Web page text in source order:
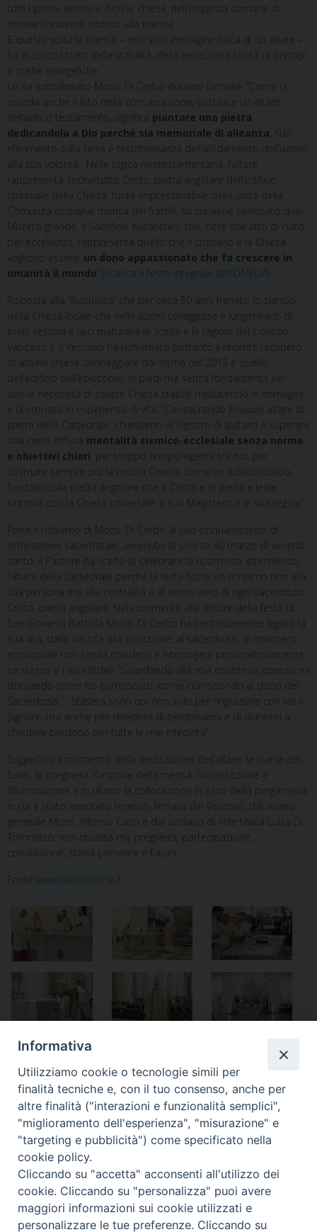
tutti i giorni,
le chiese, nell’esigenza comune di
ritrovarsi insieme intorno alla mensa.
E questa volta la mensa – non solo immagine fisica di un altare –
ha assunto i tratti della stabilità, della necessaria fissità di principi
e scelte evangeliche.
Lo ha sottolineato Mons. Di Cerbo durante l’omelia: “Come ci
ricorda anche il Rito della consacrazione, costruire un altare,
nell’antico testamento, significa piantare una pietra
dedicandola a Dio perché sia memoriale di alleanza , suo
riferimento sulla terra e testimonianza dell’affidamento dell’uomo
alla sua volontà. Nelle logica neotestamentaria, l’altare
rappresenta soprattutto Cristo, pietra angolare dell’edificio
spirituale della Chiesa, fonte imprescindibile della unità della
Comunità cristiana, mensa dei fratelli, su cui viene celebrato quel
Mistero grande, il Sacrificio eucaristico che, oltre che atto di culto
per eccellenza, rappresenta quello che il cristiano e la Chiesa
vogliono essere: un dono appassionato che fa crescere in
umanità il mondo (scarica il testo integrale dell’OMELIA)
Risposta alla “fluttualità” che per circa 50 anni frenato lo slancio
della Chiesa locale che nelle azioni coraggiose e lungimiranti di
preti, vescovi e laici maturava le scelte e le ragioni del Concilio
Vaticano II. Il Vescovo ha richiamato pertanto il recente recupero
di alcune chiese danneggiate dal sisma del 2013 e quello
dell’edificio dell’episcopio, in piedi ma senza fondamenta
la necessità di essere Chiesa stabile traducendo le immagini
e la cronaca in esperienza di vita: “Consacrando il nuovo altare di
pietra della Cattedrale, chiediamo al Signore di aiutarci a superare
una certa diffusa mentalità sismico-ecclesiale senza norme
e obiettivi chiari , per troppo tempo vigente tra noi, per
costruire sempre più la nostra Chiesa, come un edificio solido,
fondato sulla pietra angolare che è Cristo e in piena e leale
sintonia con la Chiesa universale, il suo Magistero e le sue regole”.
Forte il richiamo di Mons. Di Cerbo al suo cinquantesimo di
ordinazione sacerdotale, avvenuto lo scorso 30 marzo di venerdì
santo: il Pastore ha scelto di celebrare la ricorrenza attendendo
l’altare della Cattedrale perché la festa fosse un richiamo non alla
sua persona ma alla centralità e al senso vero di ogni sacerdozio,
Cristo, pietra angolare. Nel commento alle letture della festa di
San Giovanni Battista Mons. Di Cerbo ha continuamente legato la
sua vita, dalla nascita alla vocazione, al sacerdozio, al ministero
episcopale non senza chiedersi e interrogare provocatoriamente
se stesso e i
fedeli: “Guardando alla mia esistenza, spesso mi
domando come ho corrisposto, come corrispondo al dono del
Sacerdozio…. Stasera sono qui non solo per ringraziare con voi il
Signore, ma anche per chiedervi di perdonarmi e di aiutarmi a
chiedere perdono per tutte le mie infedeltà”.
Suggestivo il momento della dedicazione dell’altare: le litanie dei
Santi, la preghiera, l’unzione della mensa, l’incensazione e
l’illuminazione e in ultimo la collocazione in esso della pergamena
in cui è stato annotato l’evento, firmata dal Vescovo, dal vicario
generale Mons. Alfonso Caso e dal sindaco di Alife Maria Luisa Di
Tommaso: non ritualità ma preghiera, partecipazione,
condivisione, storia presente e futura.
Fonte www.clarusonline.it
Il nuovo altare della
Cattedrale
Paolo Vitale, sacerdote in
eterno
Diocesi di Alife-Caiazzo
Via Angelo Scorciarini Coppola, 234
Informativa
Utilizziamo cookie o tecnologie simili per
finalità tecniche e, con il tuo consenso, anche per
altre finalità ("interazioni e funzionalità semplici",
"miglioramento dell'esperienza", "misurazione" e
"targeting e pubblicità") come specificato nella
cookie policy.
Cliccando su "accetta" acconsenti all'utilizzo dei
cookie. Cliccando su "personalizza" puoi avere
maggiori informazioni sui cookie utilizzati e
personalizzare le tue preferenze. Cliccando su